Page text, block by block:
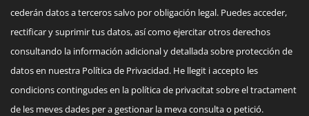
cederán datos a terceros salvo por obligación legal. Puedes acceder,
rectificar y suprimir tus datos, así como ejercitar otros derechos
consultando la información adicional y detallada sobre protección de
datos en nuestra Política de Privacidad. He llegit i accepto les
condicions contingudes en la política de privacitat sobre el tractament
de les meves dades per a gestionar la meva consulta o petició.